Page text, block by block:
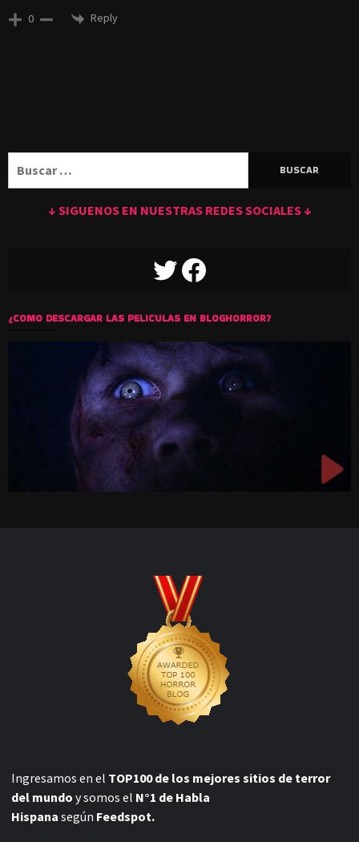
0 Reply
↓ SIGUENOS EN NUESTRAS REDES SOCIALES ↓
TWITTERFACEBOOK
¿COMO DESCARGAR LAS PELICULAS EN BLOGHORROR?
Ingresamos en el TOP100 de los mejores sitios de terror
del mundo y somos el N°1 de Habla
Hispana según Feedspot.